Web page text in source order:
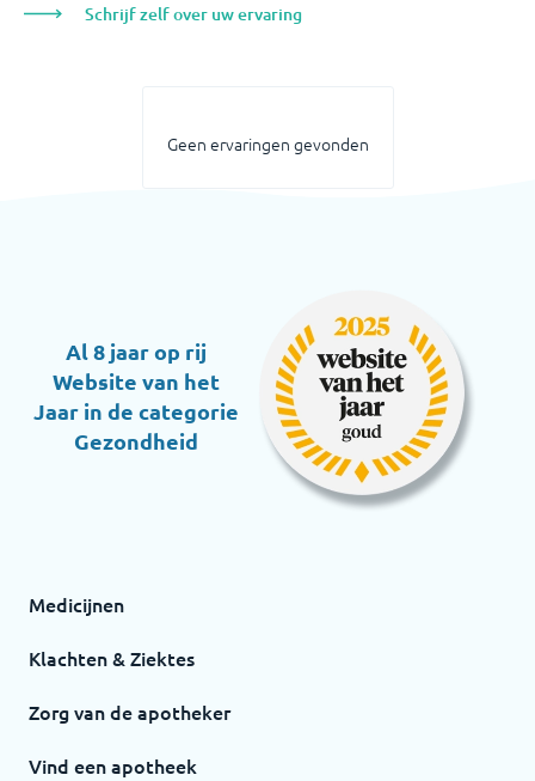
Schrijf zelf over uw ervaring
Geen ervaringen gevonden
Al 8 jaar op rij
Website van het
Jaar in de categorie
Gezondheid
Medicijnen
Klachten & Ziektes
Zorg van de apotheker
Vind een apotheek